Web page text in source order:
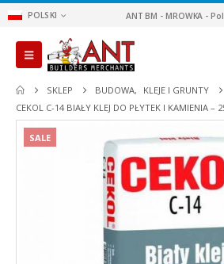
POLSKI ANT BM - MROWKA -
SKLEP BUDOWA,
KLEJE I GRUNTY
CEKOL C-14 BIAŁY KLEJ DO PŁYTEK I KAMIENIA –
SALE